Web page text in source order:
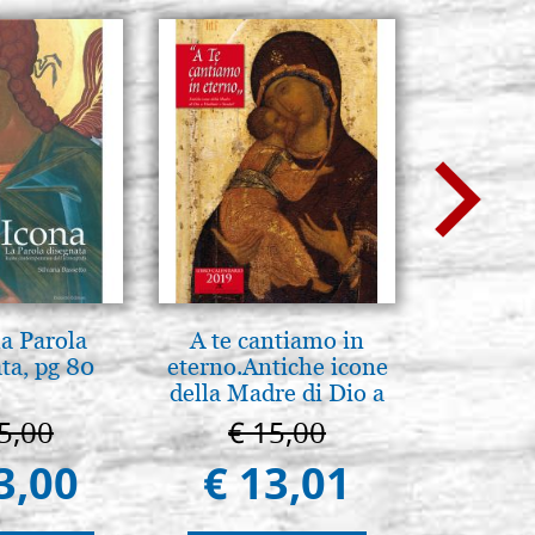
Parola
pg 80
A te cantiamo in
eterno.Antiche icone
della Madre di Dio a
Vladimir e Suzdal
(libro-cal. 2019)
€ 15,00
€ 13,01
The
€
€